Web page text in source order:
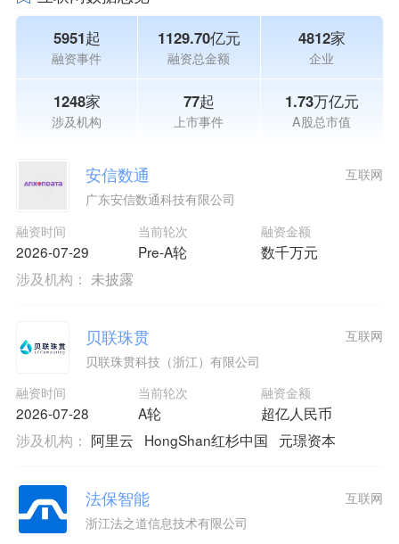
5951起
融资事件
1129.70亿元
融资总金额
4812家
企业
1248家
涉及机构
77起
上市事件
1.73万亿元
A股总市值
安信数通
广东安信数通科技有限公司
融资时间
2026-07-29
当前轮次
Pre-A轮
融资金额
数千万元
互联网
涉及机构： 未披露
贝联珠贯
贝联珠贯科技（浙江）有限公司
融资时间
2026-07-28
当前轮次
A轮
融资金额
超亿人民币
互联网
涉及机构： 阿里云 HongShan红杉中国 元璟资本
法保智能
浙江法之道信息技术有限公司
互联网